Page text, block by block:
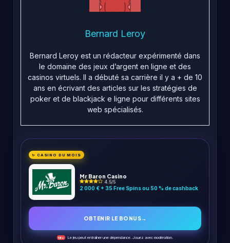
Bernard Leroy
Bernard Leroy est un rédacteur expérimenté dans
le domaine des jeux d’argent en ligne et des
casinos virtuels. Il a débuté sa carrière il y a + de 10
ans en écrivant des articles sur les stratégies de
poker et de blackjack e ligne pour différents sites
web spécialisés.
✨ CASINO DU MOIS
Mr Baron Casino
4.5/5
2 000 € + 35 Free Spins ou 50 % de cashback
OBTENIR LE BONUS→
18+ Le jeu peut entraîner une dépendance. Jouez avec modération.